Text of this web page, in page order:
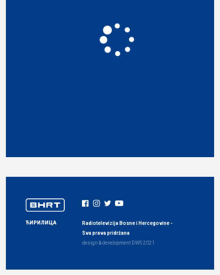
ЋИРИЛИЦА
Radiotelevizija Bosne i Hercegovine -
Sva prava pridržana
design & development DWS2021